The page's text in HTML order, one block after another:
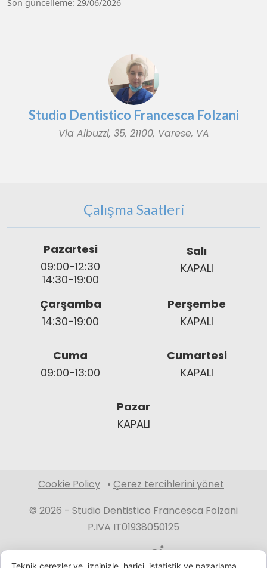
Son güncelleme: 29/06/2026
Studio Dentistico Francesca Folzani
Via Albuzzi, 35, 21100, Varese, VA
Çalışma Saatleri
Pazartesi
09:00-12:30
14:30-19:00
Salı
KAPALI
Çarşamba
14:30-19:00
Perşembe
KAPALI
Cuma
09:00-13:00
Cumartesi
KAPALI
Pazar
KAPALI
Cookie Policy • Çerez tercihlerini yönet
© 2026 - Studio Dentistico Francesca Folzani
P.IVA IT01938050125
Destekleyen
Teknik çerezler ve, izninizle, harici, istatistik ve pazarlama